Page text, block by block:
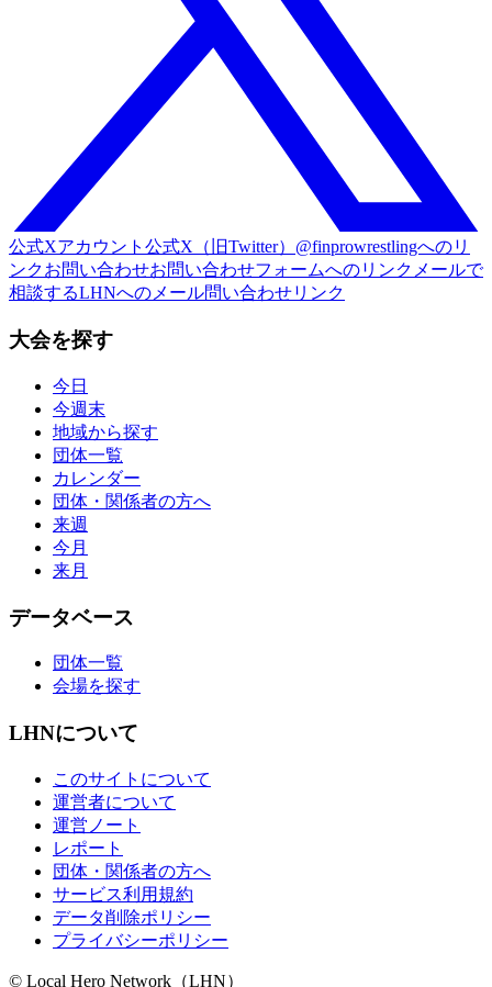
公式Xアカウント 公式X（旧Twitter）@finprowrestlingへのリ
ンクお問い合わせお問い合わせフォームへのリンク メールで
相談するLHNへのメール問い合わせリンク
大会を探す
今日
今週末
地域から探す
団体一覧
カレンダー
団体・関係者の方へ
来週
今月
来月
データベース
団体一覧
会場を探す
LHNについて
このサイトについて
運営者について
運営ノート
レポート
団体・関係者の方へ
サービス利用規約
データ削除ポリシー
プライバシーポリシー
© Local Hero Network（LHN）